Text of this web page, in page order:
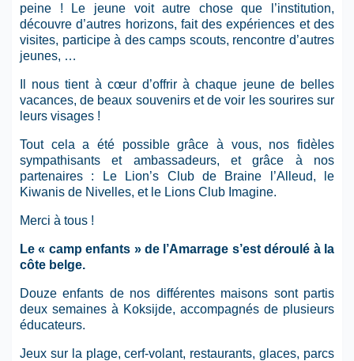
peine ! Le jeune voit autre chose que l’institution,
découvre d’autres horizons, fait des expériences et des
visites, participe à des camps scouts, rencontre d’autres
jeunes, …
Il nous tient à cœur d’offrir à chaque jeune de belles
vacances, de beaux souvenirs et de voir les sourires sur
leurs visages !
Tout cela a été possible grâce à vous, nos fidèles
sympathisants et ambassadeurs, et grâce à nos
partenaires : Le Lion’s Club de Braine l’Alleud, le
Kiwanis de Nivelles, et le Lions Club Imagine.
Merci à tous !
Le « camp enfants » de l’Amarrage s’est déroulé à la
côte belge.
Douze enfants de nos différentes maisons sont partis
deux semaines à Koksijde, accompagnés de plusieurs
éducateurs.
Jeux sur la plage, cerf-volant, restaurants, glaces, parcs